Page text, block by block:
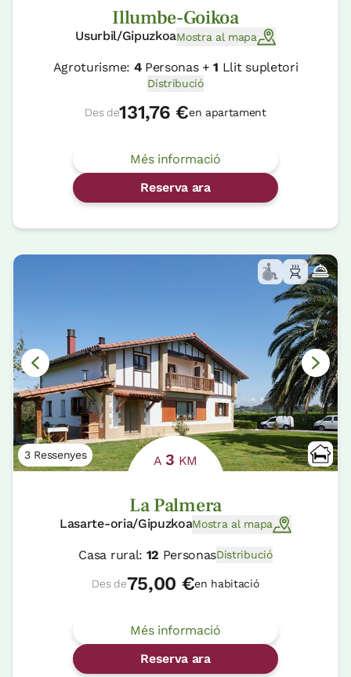
Illumbe-Goikoa
Usurbil/GipuzkoaMostra al mapa
Agroturisme: 4Personas +1 Llit supletori
Distribució
Des de131,76 €en apartament
Més informació
Reserva ara
3 Ressenyes A 3 KM
La Palmera
Lasarte-oria/GipuzkoaMostra al mapa
Casa rural: 12 PersonasDistribució
Des de75,00 €en habitació
Més informació
Reserva ara